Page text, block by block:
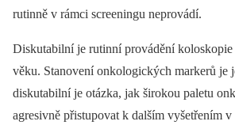
rutinně v rámci screeningu neprovádí.
Diskutabilní je rutinní provádění
věku. Stanovení onkologických markerů je
diskutabilní je otázka, jak širokou paletu
agresivně přistupovat k dalším vyšetřením